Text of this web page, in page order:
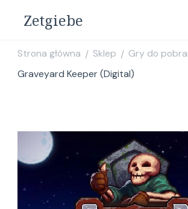
Zetgiebe
Strona główna / Sklep / Gry do
Graveyard Keeper (Digital)